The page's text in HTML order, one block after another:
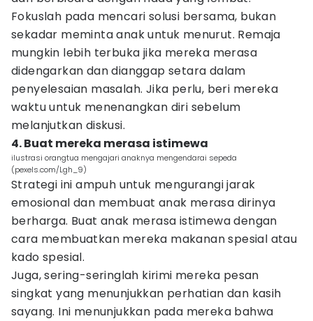
Fokuslah pada mencari solusi bersama, bukan
sekadar meminta anak untuk menurut. Remaja
mungkin lebih terbuka jika mereka merasa
didengarkan dan dianggap setara dalam
penyelesaian masalah. Jika perlu, beri mereka
waktu untuk menenangkan diri sebelum
melanjutkan diskusi.
4. Buat mereka merasa istimewa
ilustrasi orangtua mengajari anaknya mengendarai sepeda
(pexels.com/Lgh_9)
Strategi ini ampuh untuk mengurangi jarak
emosional dan membuat anak merasa dirinya
berharga. Buat anak merasa istimewa dengan
cara membuatkan mereka makanan spesial atau
kado spesial.
Juga, sering-seringlah kirimi mereka pesan
singkat yang menunjukkan perhatian dan kasih
sayang. Ini menunjukkan pada mereka bahwa